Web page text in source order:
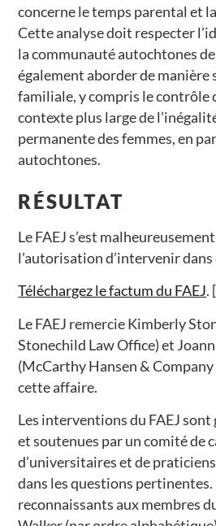
concerne le temps parental et
Cette analyse doit respecter
la communauté autochtones
également aborder de manière
familiale, y compris le contrôle
contexte plus large de
permanente des femmes, en
autochtones.
RÉSULTAT
Le FAEJ s’est
l’autorisation d’intervenir
Téléchargez le factum du FAEJ.
Le FAEJ remercie Kimberly
Stonechild Law Office) et
(McCarthy Hansen & Company
cette affaire.
Les interventions du FAEJ
et soutenues par un comité de
d’universitaires et de
dans les questions
reconnaissants aux membres